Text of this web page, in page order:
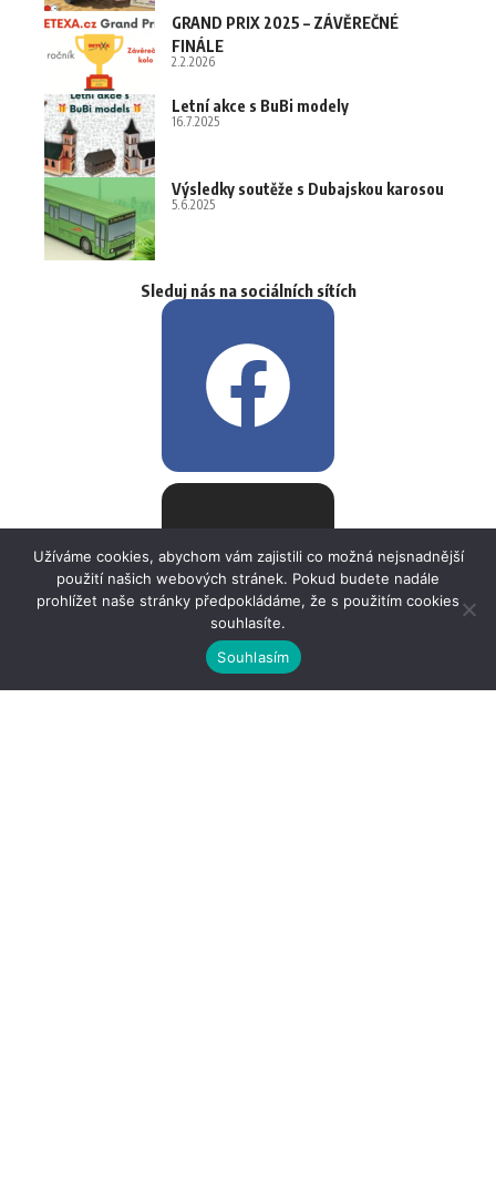
GRAND PRIX 2025 – ZÁVĚREČNÉ
FINÁLE
2.2.2026
Letní akce s BuBi modely
16.7.2025
Výsledky soutěže s Dubajskou karosou
5.6.2025
Sleduj nás na sociálních sítích
Užíváme cookies, abychom vám zajistili co možná nejsnadnější
použití našich webových stránek. Pokud budete nadále
prohlížet naše stránky předpokládáme, že s použitím cookies
souhlasíte.
Souhlasím